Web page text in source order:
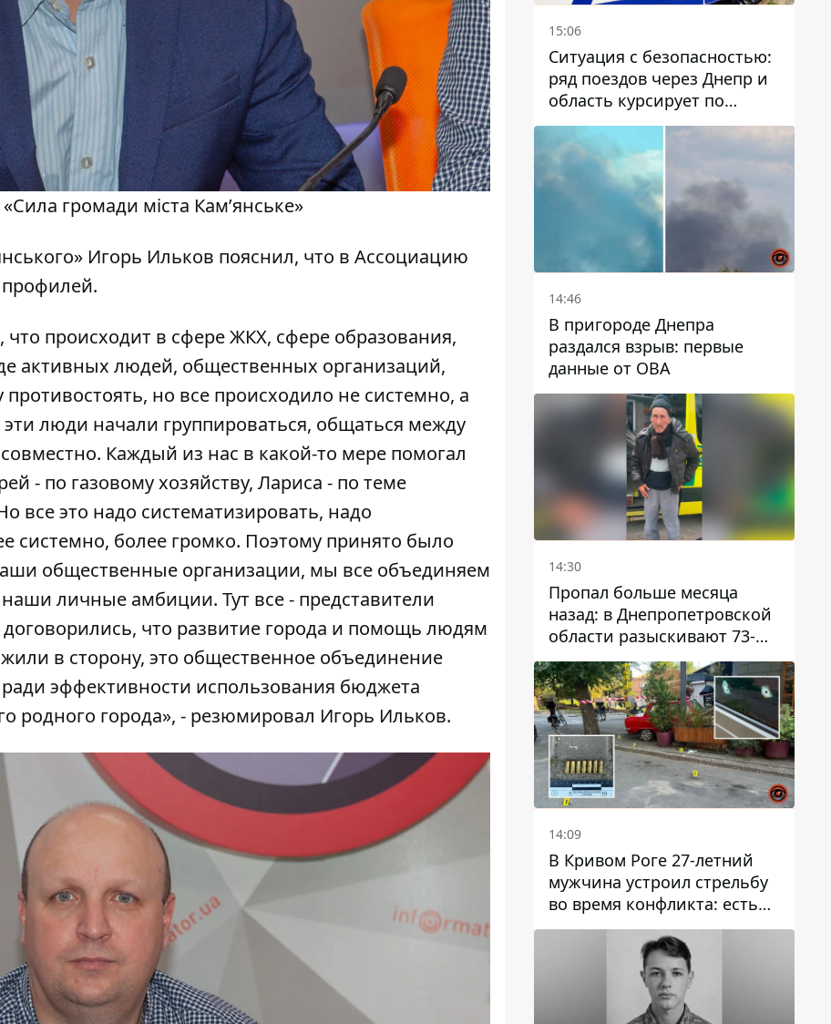
громади міста Кам’янське»
Игорь Ильков пояснил, что в Ассоциацию
происходит в сфере ЖКХ, сфере образования,
активных людей, общественных организаций,
но все происходило не системно, а
люди начали группироваться, общаться между
Каждый из нас в какой-то мере помогал
- по газовому хозяйству, Лариса - по теме
все это надо систематизировать, надо
системно, более громко. Поэтому принято было
общественные организации, мы все объединяем
личные амбиции. Тут все - представители
что развитие города и помощь людям
в сторону, это общественное объединение
эффективности использования бюджета
родного города», - резюмировал Игорь Ильков.
15:06
Ситуация с безопасностью:
ряд поездов через Днепр и
область курсирует по
измененному маршруту, а
часть пути заменили
автобусами и электричками
14:46
В пригороде Днепра
раздался взрыв: первые
данные от ОВА
14:30
Пропал больше месяца
назад: в Днепропетровской
области разыскивают 73-
летнего мужчину
14:09
В Кривом Роге 27-летний
мужчина устроил стрельбу
во время конфликта: есть
раненый